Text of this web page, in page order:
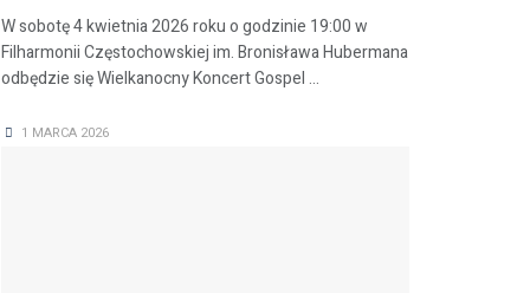
W sobotę 4 kwietnia 2026 roku o godzinie 19:00 w
Filharmonii Częstochowskiej im. Bronisława Hubermana
odbędzie się Wielkanocny Koncert Gospel ...
1 MARCA 2026